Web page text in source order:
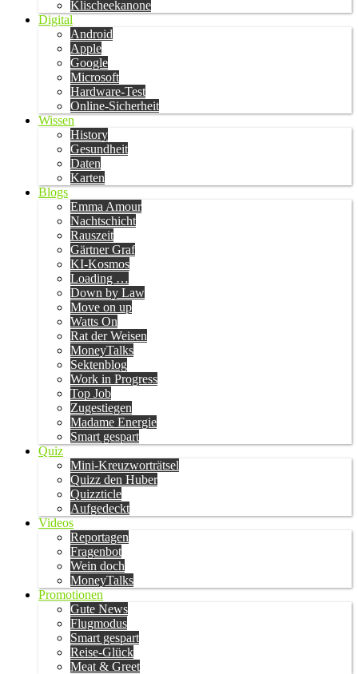
Klischeekanone
Digital
Android
Apple
Google
Microsoft
Hardware-Test
Online-Sicherheit
Wissen
History
Gesundheit
Daten
Karten
Blogs
Emma Amour
Nachtschicht
Rauszeit
Gärtner Graf
KI-Kosmos
Loading …
Down by Law
Move on up
Watts On
Rat der Weisen
MoneyTalks
Sektenblog
Work in Progress
Top Job
Zugestiegen
Madame Energie
Smart gespart
Quiz
Mini-Kreuzworträtsel
Quizz den Huber
Quizzticle
Aufgedeckt
Videos
Reportagen
Fragenbot
Wein doch
MoneyTalks
Promotionen
Gute News
Flugmodus
Smart gespart
Reise-Glück
Meat & Greet